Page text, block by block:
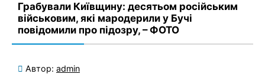
Грабували Київщину: десятьом російським
військовим, які мародерили у Бучі
повідомили про підозру, – ФОТО
Автор: admin